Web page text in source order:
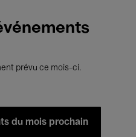
prévu ce mois-ci.
du mois prochain